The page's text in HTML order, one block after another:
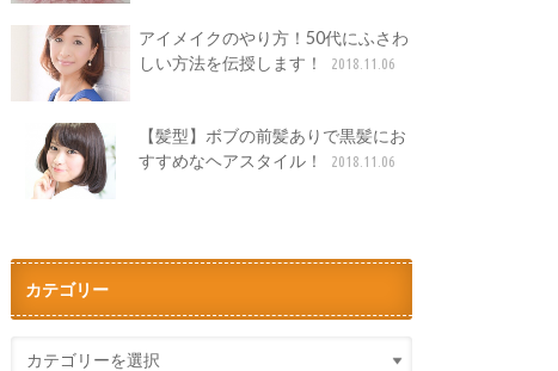
アイメイクのやり方！50代にふさわ
しい方法を伝授します！
2018.11.06
【髪型】ボブの前髪ありで黒髪にお
すすめなヘアスタイル！
2018.11.06
カテゴリー